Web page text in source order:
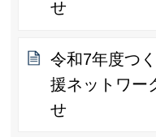
せ
令和7年度つ
援ネットワー
せ